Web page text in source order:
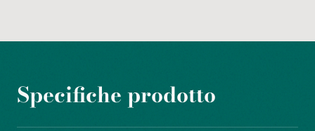
Specifiche prodotto